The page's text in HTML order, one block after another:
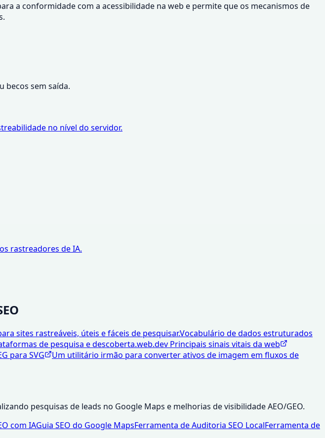
a conformidade com a acessibilidade na web e permite que os mecanismos de
becos sem saída.
no nível do servidor.
rastreadores de IA.
sites rastreáveis, úteis e fáceis de pesquisar.Vocabulário de dados estruturados
de pesquisa e descoberta.web.dev Principais sinais vitais da web
para SVG
Um utilitário irmão para converter ativos de imagem em fluxos de
pesquisas de leads no Google Maps e melhorias de visibilidade AEO/GEO.
com IAGuia SEO do Google MapsFerramenta de Auditoria SEO LocalFerramenta de